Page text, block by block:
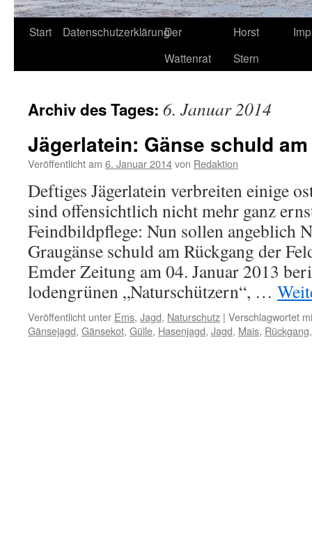
Start DatenschutzerklärungDer
Wattenrat
Horst
Stern
Archiv des Tages: 6. Januar 2014
Jägerlatein: Gänse schuld
Veröffentlicht am 6. Januar 2014von Redaktion
Deftiges Jägerlatein verbreiten einige
sind offensichtlich nicht mehr ganz
Feindbildpflege: Nun sollen angeblich
Graugänse schuld am Rückgang der
Emder Zeitung am 04. Januar 2013
lodengrünen „Naturschützern“, …
Veröffentlicht unter Ems, Jagd, Naturschutz | Verschlagwortet
Gänsejagd, Gänsekot, Gülle, Hasenjagd, Jagd, Mais, Rückgang